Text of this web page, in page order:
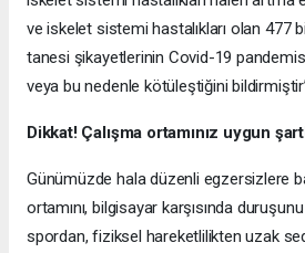
ve iskelet sistemi hastalıkları olan 477
tanesi şikayetlerinin Covid-19
veya bu nedenle kötüleştiğini
Dikkat! Çalışma ortamınız uygun
Günümüzde hala düzenli egzersizlere
ortamını, bilgisayar karşısında
spordan, fiziksel hareketlilikten uzak